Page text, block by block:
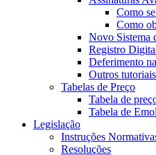
Como
Como
Novo Sistema
Registro
Deferimento
Outros tutoriais
Tabelas de Preço
Tabela de
Tabela de
Legislação
Instruções
Resoluções